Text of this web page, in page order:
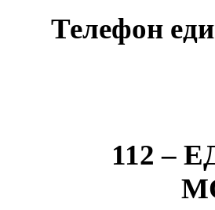
Телефон
112 –